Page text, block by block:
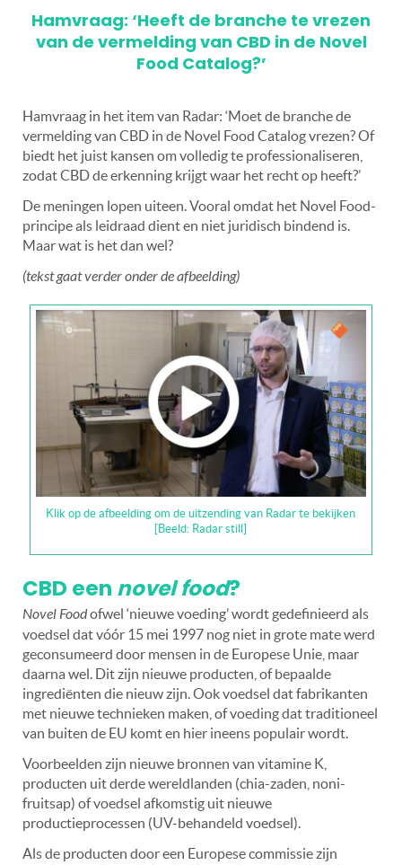
Hamvraag: ‘Heeft de branche te vrezen
van de vermelding van CBD in de Novel
Food Catalog?’
Hamvraag in het item van Radar: ‘Moet de branche de
vermelding van CBD in de Novel Food Catalog vrezen? Of
biedt het juist kansen om volledig te professionaliseren,
zodat CBD de erkenning krijgt waar het recht op heeft?’
De meningen lopen uiteen. Vooral omdat het Novel Food-
principe als leidraad dient en niet juridisch bindend is.
Maar wat is het dan wel?
(tekst gaat verder onder de afbeelding)
Klik op de afbeelding om de uitzending van Radar te bekijken
[Beeld: Radar still]
CBD een novel food?
Novel Foodofwel ‘nieuwe voeding’ wordt gedefinieerd als
voedsel dat vóór 15 mei 1997 nog niet in grote mate werd
geconsumeerd door mensen in de Europese Unie, maar
daarna wel. Dit zijn nieuwe producten, of bepaalde
ingrediënten die nieuw zijn. Ook voedsel dat fabrikanten
met nieuwe technieken maken, of voeding dat traditioneel
van buiten de EU komt en hier ineens populair wordt.
Voorbeelden zijn nieuwe bronnen van vitamine K,
producten uit derde wereldlanden (chia-zaden, noni-
fruitsap) of voedsel afkomstig uit nieuwe
productieprocessen (UV-behandeld voedsel).
Als de producten door een Europese commissie zijn